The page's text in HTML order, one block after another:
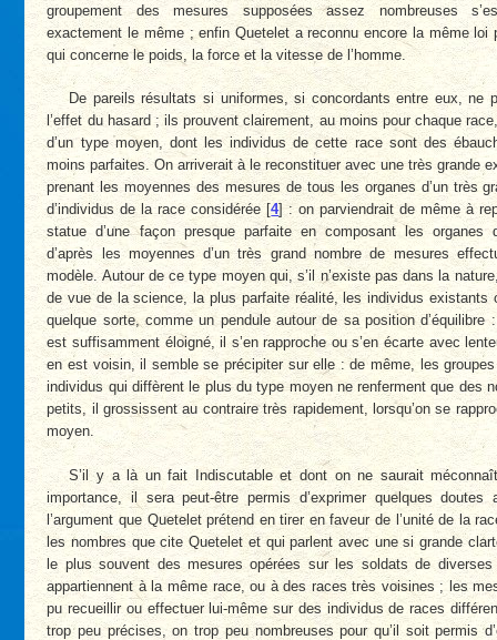
groupement des mesures supposées assez nombreuses
exactement le même ; enfin Quetelet a reconnu encore la même loi
qui concerne le poids, la force et la vitesse de l’homme.
De pareils résultats si uniformes, si concordants entre eux, ne
l’effet du hasard ; ils prouvent clairement, au moins pour chaque
d’un type moyen, dont les individus de cette race sont des
moins parfaites. On arriverait à le reconstituer avec une très grande
prenant les moyennes des mesures de tous les organes d’un très
d’individus de la race considérée [4] : on parviendrait de même à
statue d’une façon presque parfaite en composant les organes
d’après les moyennes d’un très grand nombre de mesures
modèle. Autour de ce type moyen qui, s’il n’existe pas dans la
de vue de la science, la plus parfaite réalité, les individus existants
quelque sorte, comme un pendule autour de sa position d’équilibre :
est suffisamment éloigné, il s’en rapproche ou s’en écarte avec
en est voisin, il semble se précipiter sur elle : de même, les
individus qui diffèrent le plus du type moyen ne renferment que des
petits, il grossissent au contraire très rapidement, lorsqu’on se
moyen.
S’il y a là un fait Indiscutable et dont on ne saurait
importance, il sera peut-être permis d’exprimer quelques doutes
l’argument que Quetelet prétend en tirer en faveur de l’unité de la
les nombres que cite Quetelet et qui parlent avec une si grande
le plus souvent des mesures opérées sur les soldats de diverses
appartiennent à la même race, ou à des races très voisines ; les
pu recueillir ou effectuer lui-même sur des individus de races
trop peu précises, on trop peu nombreuses pour qu’il soit permis